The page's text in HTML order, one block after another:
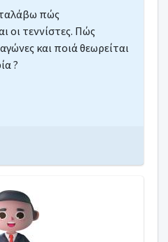
πώς
οι τεννίστες. Πώς
και ποιά θεωρείται